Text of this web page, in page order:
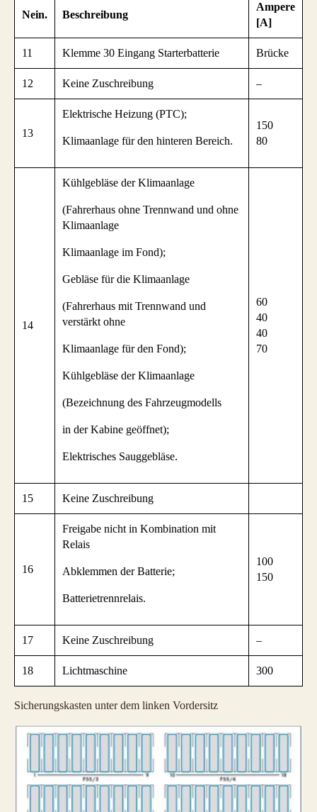
Nein. Beschreibung
Ampere
[A]
11 Klemme 30 Eingang Starterbatterie Brücke
12 Keine Zuschreibung –
13
Elektrische Heizung (PTC);
Klimaanlage für den hinteren Bereich.
150
80
14
Kühlgebläse der Klimaanlage
(Fahrerhaus ohne Trennwand und ohne
Klimaanlage
Klimaanlage im Fond);
Gebläse für die Klimaanlage
(Fahrerhaus mit Trennwand und
verstärkt ohne
Klimaanlage für den Fond);
Kühlgebläse der Klimaanlage
(Bezeichnung des Fahrzeugmodells
in der Kabine geöffnet);
Elektrisches Sauggebläse.
60
40
40
70
15 Keine Zuschreibung
16
Freigabe nicht in Kombination mit
Relais
Abklemmen der Batterie;
Batterietrennrelais.
100
150
17 Keine Zuschreibung –
18 Lichtmaschine 300
Sicherungskasten unter dem linken Vordersitz